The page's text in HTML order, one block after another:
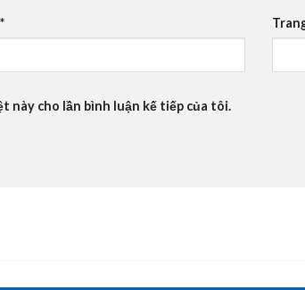
*
này cho lần bình luận kế tiếp của tôi.